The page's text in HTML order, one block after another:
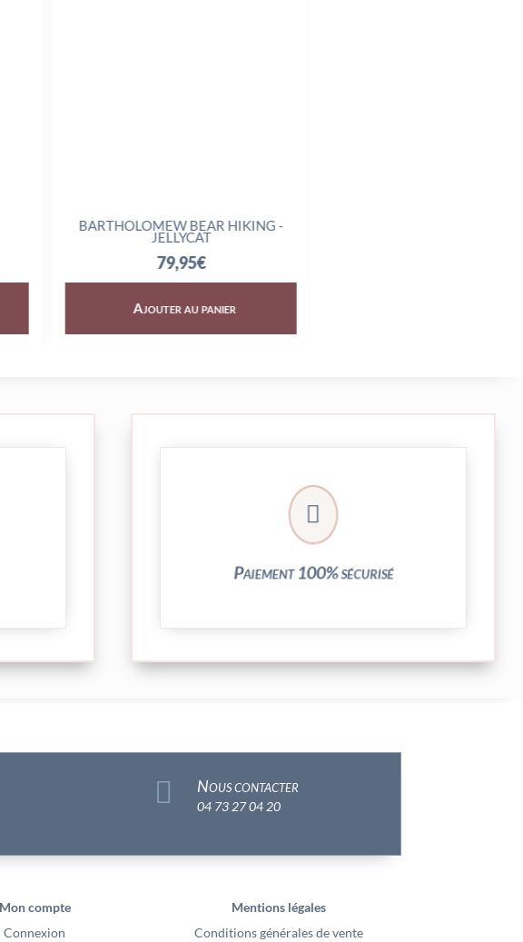
BARTHOLOMEW BEAR HIKING -
Ajouter au panier

Paiement 100% sécurisé
Vos transactions par carte bancaire sont
entièrement sécurisées grâce au système
crypté de notre partenaire PayPlug.
 Nous contacter
04 73 27 04 20
Mon compte
Connexion
Mentions légales
Conditions générales de vente